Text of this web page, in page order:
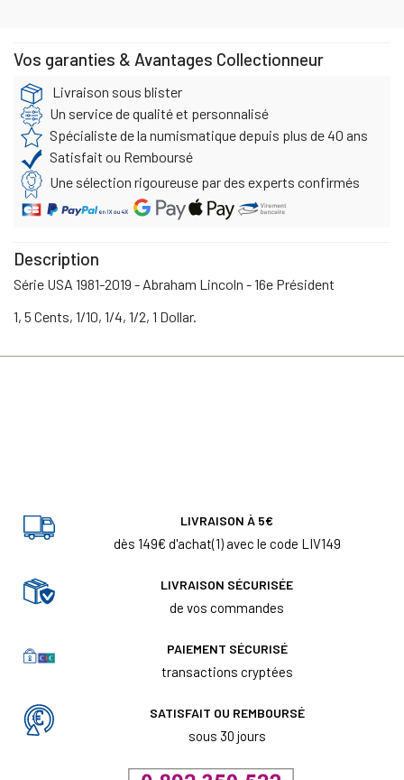
Vos garanties & Avantages Collectionneur
Livraison sous blister
Un service de qualité et personnalisé
Spécialiste de la numismatique depuis plus de 40 ans
Satisfait ou Remboursé
Une sélection rigoureuse par des experts confirmés
Description
Série USA 1981-2019 - Abraham Lincoln - 16e Président
1, 5 Cents, 1/10, 1/4, 1/2, 1 Dollar.
LIVRAISON À 5€
dès 149€ d'achat(1) avec le code LIV149
LIVRAISON SÉCURISÉE
de vos commandes
PAIEMENT SÉCURISÉ
transactions cryptées
SATISFAIT OU REMBOURSÉ
sous 30 jours